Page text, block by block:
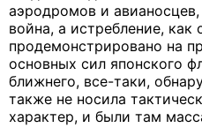
аэродромов и
война, а истребление, как
продемонстрировано на
основных сил японского
ближнего, все-таки,
также не носила
характер, и были там